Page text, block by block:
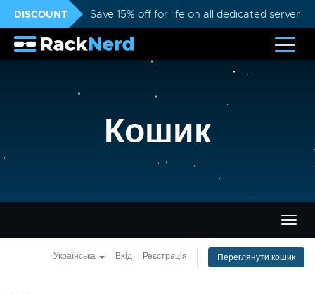
DISCOUNT Save 15% off for life on all dedicated servers
Кошик
Українська Вхід Реєстрація Переглянути кошик